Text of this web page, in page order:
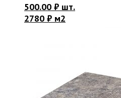
500.00 ₽ шт.
2780 ₽ м2